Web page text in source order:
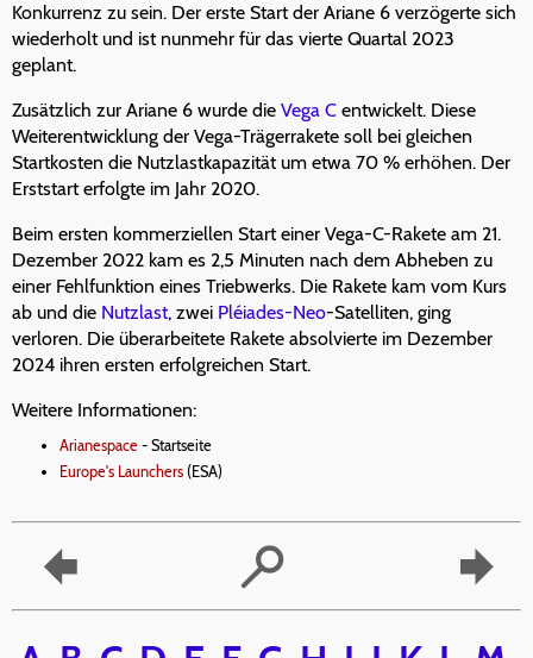
Konkurrenz zu sein. Der erste Start der Ariane 6 verzögerte sich
wiederholt und ist nunmehr für das vierte Quartal 2023
geplant.
Zusätzlich zur Ariane 6 wurde die Vega C entwickelt. Diese
Weiterentwicklung der Vega-Trägerrakete soll bei gleichen
Startkosten die Nutzlastkapazität um etwa 70 % erhöhen. Der
Erststart erfolgte im Jahr 2020.
Beim ersten kommerziellen Start einer Vega-C-Rakete am 21.
Dezember 2022 kam es 2,5 Minuten nach dem Abheben zu
einer Fehlfunktion eines Triebwerks. Die Rakete kam vom Kurs
ab und die Nutzlast, zwei Pléiades-Neo-Satelliten, ging
verloren. Die überarbeitete Rakete absolvierte im Dezember
2024 ihren ersten erfolgreichen Start.
Weitere Informationen:
Arianespace - Startseite
Europe's Launchers (ESA)